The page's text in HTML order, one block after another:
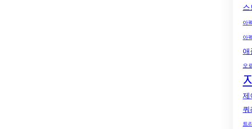
아
아
애
오
제
트